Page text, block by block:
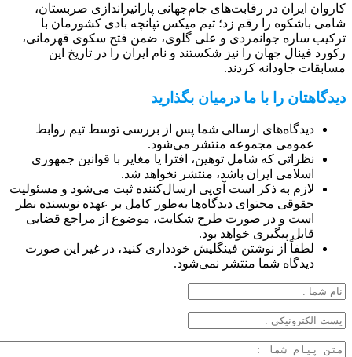
کاروان ایران در رقابت‌های جام‌جهانی پاراتیراندازی صربستان،
شامی باشکوه را رقم زد؛ تیم میکس تپانچه بادی کشورمان با
ترکیب ساره جوانمردی و علی گلوی، ضمن فتح سکوی قهرمانی،
رکورد فینال جهان را نیز شکستند و نام ایران را در تاریخ این
مسابقات جاودانه کردند.
دیدگاهتان را با ما درمیان بگذارید
دیدگاه‌های ارسالی شما پس از بررسی توسط تیم روابط
عمومی مجموعه منتشر می‌شود.
نظراتی که شامل توهین، افترا یا مغایر با قوانین جمهوری
اسلامی ایران باشد، منتشر نخواهد شد.
لازم به ذکر است آی‌پی ارسال‌کننده ثبت می‌شود و مسئولیت
حقوقی محتوای دیدگاه‌ها به‌طور کامل بر عهده نویسنده نظر
است و در صورت طرح شکایت، موضوع از مراجع قضایی
قابل پیگیری خواهد بود.
لطفاً از نوشتن فینگلیش خودداری کنید، در غیر این صورت
دیدگاه شما منتشر نمی‌شود.